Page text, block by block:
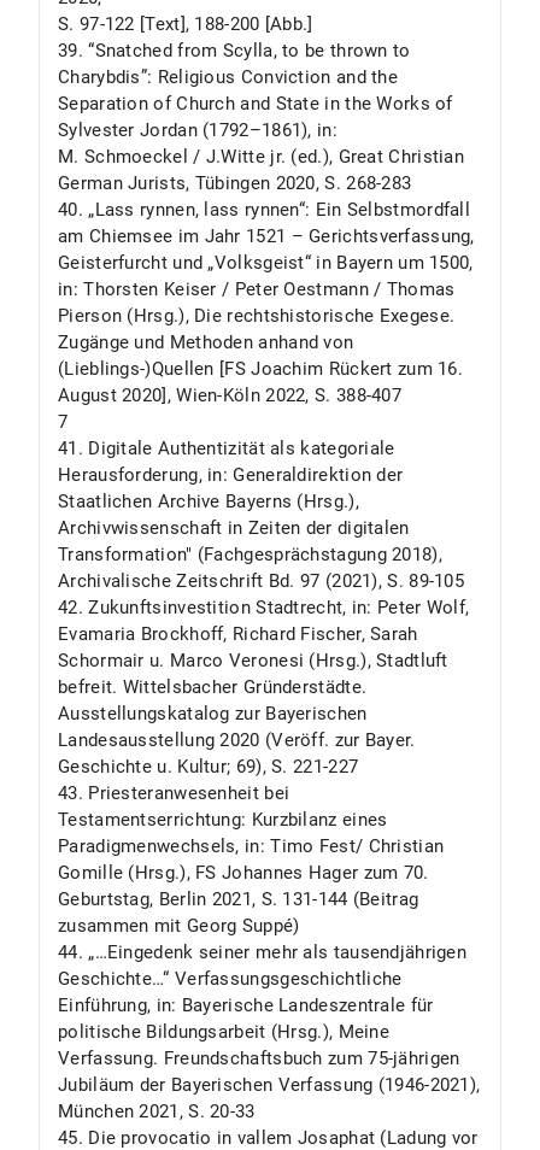
S. 97-122 [Text], 188-200 [Abb.]
39. “Snatched from Scylla, to be thrown to
Charybdis”: Religious Conviction and the
Separation of Church and State in the Works of
Sylvester Jordan (1792–1861), in:
M. Schmoeckel / J.Witte jr. (ed.), Great Christian
German Jurists, Tübingen 2020, S. 268-283
40. „Lass rynnen, lass rynnen“: Ein Selbstmordfall
am Chiemsee im Jahr 1521 – Gerichtsverfassung,
Geisterfurcht und „Volksgeist“ in Bayern um 1500,
in: Thorsten Keiser / Peter Oestmann / Thomas
Pierson (Hrsg.), Die rechtshistorische Exegese.
Zugänge und Methoden anhand von
(Lieblings-)Quellen [FS Joachim Rückert zum 16.
August 2020], Wien-Köln 2022, S. 388-407
7
41. Digitale Authentizität als kategoriale
Herausforderung, in: Generaldirektion der
Staatlichen Archive Bayerns (Hrsg.),
Archivwissenschaft in Zeiten der digitalen
Transformation" (Fachgesprächstagung 2018),
Archivalische Zeitschrift Bd. 97 (2021), S. 89-105
42. Zukunftsinvestition Stadtrecht, in: Peter Wolf,
Evamaria Brockhoff, Richard Fischer, Sarah
Schormair u. Marco Veronesi (Hrsg.), Stadtluft
befreit. Wittelsbacher Gründerstädte.
Ausstellungskatalog zur Bayerischen
Landesausstellung 2020 (Veröff. zur Bayer.
Geschichte u. Kultur; 69), S. 221-227
43. Priesteranwesenheit bei
Testamentserrichtung: Kurzbilanz eines
Paradigmenwechsels, in: Timo Fest/ Christian
Gomille (Hrsg.), FS Johannes Hager zum 70.
Geburtstag, Berlin 2021, S. 131-144 (Beitrag
zusammen mit Georg Suppé)
44. „…Eingedenk seiner mehr als tausendjährigen
Geschichte…“ Verfassungsgeschichtliche
Einführung, in: Bayerische Landeszentrale für
politische Bildungsarbeit (Hrsg.), Meine
Verfassung. Freundschaftsbuch zum 75-jährigen
Jubiläum der Bayerischen Verfassung (1946-2021),
München 2021, S. 20-33
45. Die provocatio in vallem Josaphat (Ladung vor